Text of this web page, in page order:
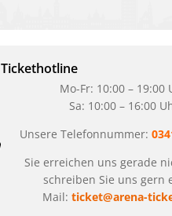
Tickethotline
Mo-Fr: 10:00 – 19:00
Sa: 10:00 – 16:00
Unsere Telefonnummer:
Sie erreichen uns gerade
schreiben Sie uns gern
Mail: ticket@arena-